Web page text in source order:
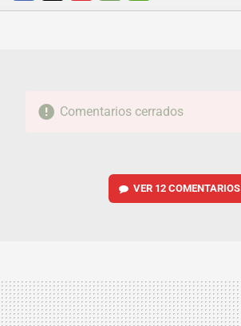
FACEBOOKTWITTERFLIPBOARD
E-
WHATSAPP
Comentarios cerrados
VER 12 COMENTARIOS